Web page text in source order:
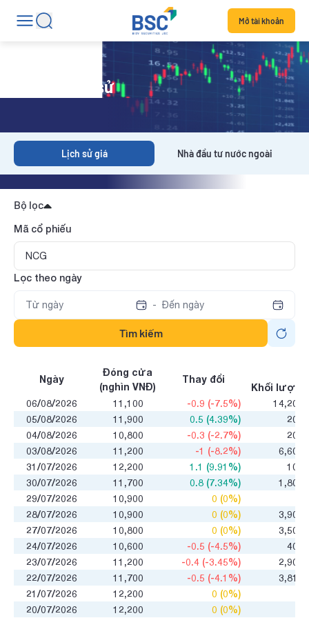
Mở tài khoản
Dữ liệu lịch sử
Lịch sử giá Nhà đầu tư nước ngoài
Bộ lọc
Mã cổ phiếu
Lọc theo ngày
-
Tìm kiếm
Ngày
Đóng cửa
(nghìn VNĐ)
Thay đổi
Khối lượng
06/08/2026
11,100 -0.9 (-7.5%)
14,201
05/08/2026
11,900 0.5 (4.39%)
200
04/08/2026
10,800 -0.3 (-2.7%)
200
03/08/2026
11,200 -1 (-8.2%)
6,600
31/07/2026
12,200 1.1 (9.91%)
100
30/07/2026
11,700 0.8 (7.34%)
1,800
29/07/2026
10,900 0 (0%)
28/07/2026
10,900 0 (0%)
3,900
27/07/2026
10,800 0 (0%)
3,500
24/07/2026
10,600 -0.5 (-4.5%)
400
23/07/2026
11,200 -0.4 (-3.45%)
2,900
22/07/2026
11,700 -0.5 (-4.1%)
3,818
21/07/2026
12,200 0 (0%)
20/07/2026
12,200 0 (0%)